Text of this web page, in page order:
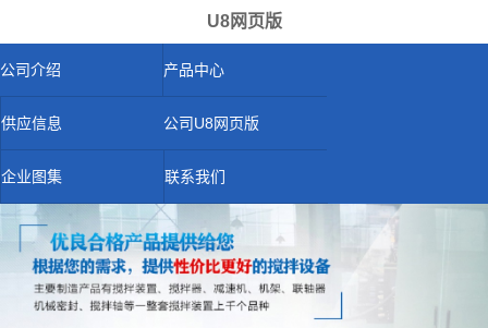
U8网页版
公司介绍 产品中心
供应信息 公司U8网页版
企业图集 联系我们